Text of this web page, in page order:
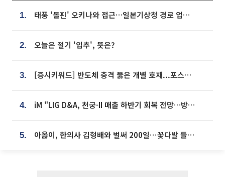
1. 태풍 '돌핀' 오키나와 접근…일본기상청 경로 업데이트
2. 오늘은 절기 '입추', 뜻은?
3. [증시키워드] 반도체 충격 뚫은 개별 호재...포스코퓨처엠·에코프로·한화솔루션 '눈길'
4. iM "LIG D&A, 천궁-II 매출 하반기 회복 전망…방산 톱픽 유지"
5. 아옳이, 한의사 김형배와 벌써 200일⋯꽃다발 들고 "프러포즈 아냐"